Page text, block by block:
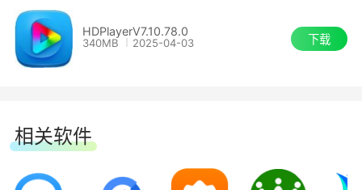
1、强大的节目编辑
2、支持快速进行节目更新
4、支持多种型号的控制卡
HDPlayerV7.10.78.0
340MB 2025-04-03 下载
相关软件